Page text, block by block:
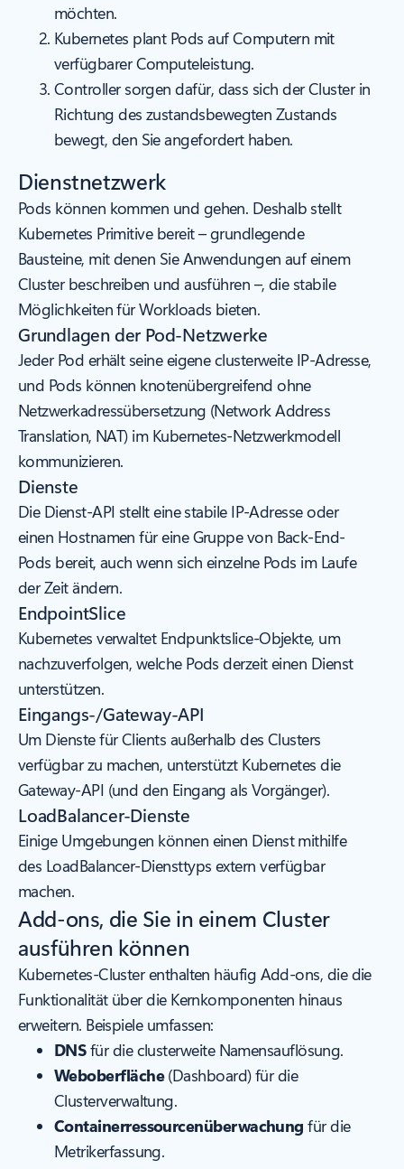
möchten.
Kubernetes plant Pods auf Computern mit
verfügbarer Computeleistung.
Controller sorgen dafür, dass sich der Cluster in
Richtung des zustandsbewegten Zustands
bewegt, den Sie angefordert haben.
Dienstnetzwerk
Pods können kommen und gehen. Deshalb stellt
Kubernetes Primitive bereit – grundlegende
Bausteine, mit denen Sie Anwendungen auf einem
Cluster beschreiben und ausführen –, die stabile
Möglichkeiten für Workloads bieten.
Grundlagen der Pod-Netzwerke
Jeder Pod erhält seine eigene clusterweite IP-Adresse,
und Pods können knotenübergreifend ohne
Netzwerkadressübersetzung (Network Address
Translation, NAT) im Kubernetes-Netzwerkmodell
kommunizieren.
Dienste
Die Dienst-API stellt eine stabile IP-Adresse oder
einen Hostnamen für eine Gruppe von Back-End-
Pods bereit, auch wenn sich einzelne Pods im Laufe
der Zeit ändern.
EndpointSlice
Kubernetes verwaltet Endpunktslice-Objekte, um
nachzuverfolgen, welche Pods derzeit einen Dienst
unterstützen.
Eingangs-/Gateway-API
Um Dienste für Clients außerhalb des Clusters
verfügbar zu machen, unterstützt Kubernetes die
Gateway-API (und den Eingang als Vorgänger).
LoadBalancer-Dienste
Einige Umgebungen können einen Dienst mithilfe
des LoadBalancer-Diensttyps extern verfügbar
machen.
Add-ons, die Sie in einem Cluster
ausführen können
Kubernetes-Cluster enthalten häufig Add-ons, die die
Funktionalität über die Kernkomponenten hinaus
erweitern. Beispiele umfassen:
DNSfür die clusterweite Namensauflösung.
Weboberfläche(Dashboard) für die
Clusterverwaltung.
Containerressourcenüberwachung für die
Metrikerfassung.